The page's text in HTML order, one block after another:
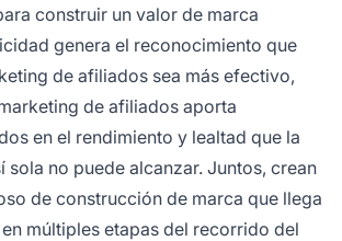
construir un valor de marca
genera el reconocimiento que
de afiliados sea más efectivo,
de afiliados aporta
en el rendimiento y lealtad que la
sola no puede alcanzar. Juntos, crean
de construcción de marca que llega
múltiples etapas del recorrido del